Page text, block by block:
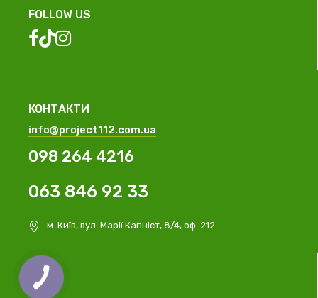
FOLLOW US
КОНТАКТИ
info@project112.com.ua
098 264 4216
063 846 92 33
м. Київ, вул. Марії Капніст, 8/4, оф. 212